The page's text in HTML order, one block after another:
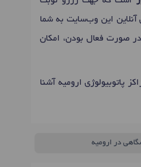
این وب‌سایت به شما
در صورت فعال بودن، امکان
پاتوبیولوژی ارومیه آشنا
در ارومیه